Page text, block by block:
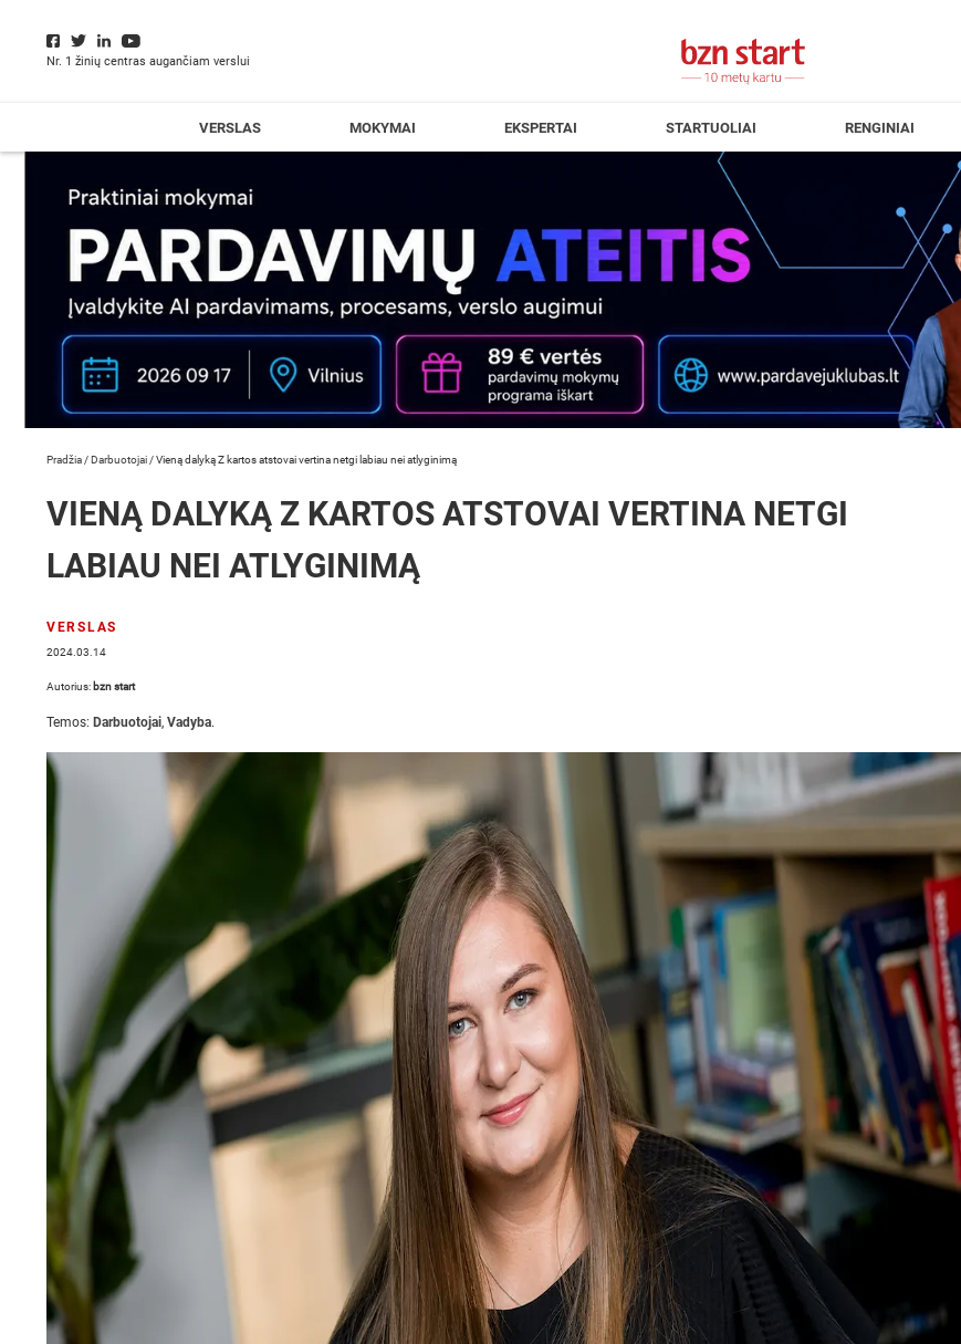
Nr. 1 žinių centras augančiam verslui
VERSLAS MOKYMAI EKSPERTAI STARTUOLIAI RENGINIAI
Pradžia /Darbuotojai /Vieną dalyką Z kartos atstovai vertina netgi labiau nei atlyginimą
VIENĄ DALYKĄ Z KARTOS ATSTOVAI VERTINA NETGI
LABIAU NEI ATLYGINIMĄ
VERSLAS
2024.03.14
Autorius: bzn start
Temos: Darbuotojai, Vadyba.